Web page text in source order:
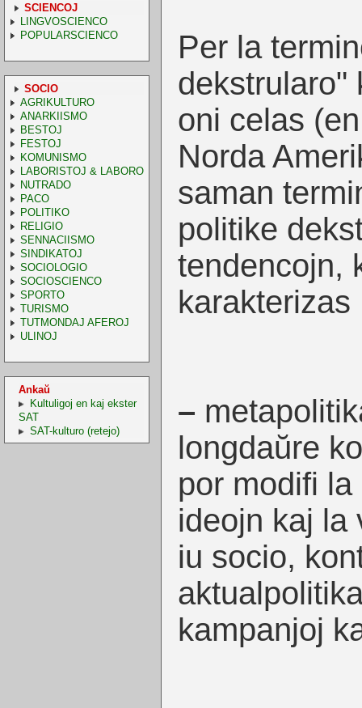
SCIENCOJ
LINGVOSCIENCO
POPULARSCIENCO
SOCIO
AGRIKULTURO
ANARKIISMO
BESTOJ
FESTOJ
KOMUNISMO
LABORISTOJ & LABORO
NUTRADO
PACO
POLITIKO
RELIGIO
SENNACIISMO
SINDIKATOJ
SOCIOLOGIO
SOCIOSCIENCO
SPORTO
TURISMO
TUTMONDAJ AFEROJ
ULINOJ
Ankaŭ
Kultuligoj en kaj ekster
SAT
SAT-kulturo (retejo)
Per la
dekstrularo"
oni celas
Norda
saman
politike
tendencojn,
karakterizas
–
longdaŭre
por modifi
ideojn kaj la
iu socio,
kampanjoj